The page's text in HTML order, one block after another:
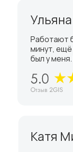
Катя
Работают
минут, ещё
был у